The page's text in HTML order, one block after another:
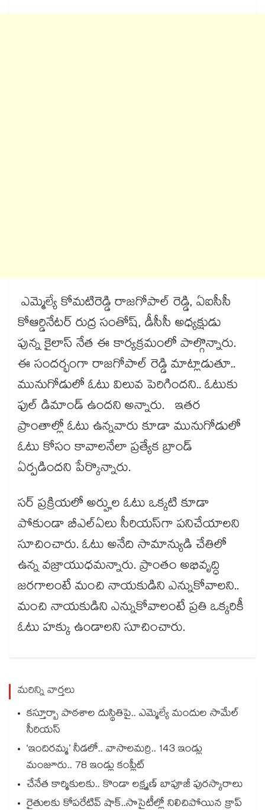
ఎమ్మెల్యే కోమటిరెడ్డి రాజగోపాల్ రెడ్డి, ఏఐసీసీ
కోఆర్డినేటర్ రుద్ర సంతోష్, డీసీసీ అధ్యక్షుడు
పున్న కైలాస్ నేత ఈ కార్యక్రమంలో పాల్గొన్నారు.
ఈ సందర్భంగా రాజగోపాల్ రెడ్డి మాట్లాడుతూ..
మునుగోడులో ఓటు విలువ పెరిగిందని.. ఓటుకు
ఫుల్ డిమాండ్ ఉందని అన్నారు. ఇతర
ప్రాంతాల్లో ఓటు ఉన్నవారు కూడా మునుగోడులో
ఓటు కోసం కావాలనేలా ప్రత్యేక బ్రాండ్
ఏర్పడిందని పేర్కొన్నారు.
సర్ ప్రక్రియలో అర్హుల ఓటు ఒక్కటి కూడా
పోకుండా బీఎల్‌ఏలు సీరియస్‌గా పనిచేయాలని
సూచించారు. ఓటు అనేది సామాన్యుడి చేతిలో
ఉన్న వజ్రాయుధమన్నారు. ప్రాంతం అభివృద్ధి
జరగాలంటే మంచి నాయకుడిని ఎన్నుకోవాలని..
మంచి నాయకుడిని ఎన్నుకోవాలంటే ప్రతి ఒక్కరికీ
ఓటు హక్కు ఉండాలని సూచించారు.
మరిన్ని వార్తలు
కస్తూర్బా పాఠశాల దుస్థితిపై.. ఎమ్మెల్యే మందుల సామేల్
సీరియస్
‘ఇందిరమ్మ’ నీడలో.. వాసాలమర్రి.. 143 ఇండ్లు
మంజూరు.. 78 ఇండ్లు కంప్లీట్
చేనేత కార్మికులకు.. కొండా లక్ష్మణ్ బాపూజీ పురస్కారాలు
రైతులకు కోపరేటివ్ షాక్..సొసైటీల్లో నిలిచిపోయిన క్రాప్